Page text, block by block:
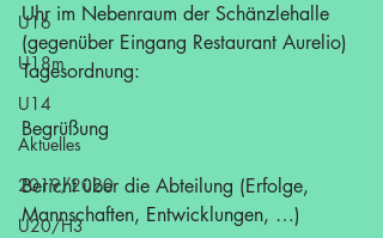
U16
U18m
U14
Aktuelles
2019/2020
U20/H3
Uhr im Nebenraum der Schänzlehalle
(gegenüber Eingang Restaurant Aurelio)
Tagesordnung:
Begrüßung
Bericht über die Abteilung (Erfolge,
Mannschaften, Entwicklungen, …)